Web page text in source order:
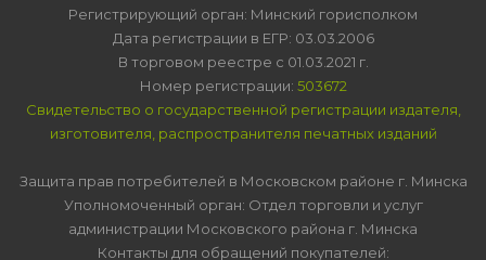
Регистрирующий орган: Минский горисполком
Дата регистрации в ЕГР: 03.03.2006
В торговом реестре с 01.03.2021 г.
Номер регистрации: 503672
Свидетельство о государственной регистрации издателя,
изготовителя, распространителя печатных изданий
Защита прав потребителей в Московском районе г. Минска
Уполномоченный орган: Отдел торговли и услуг
администрации Московского района г. Минска
Контакты для обращений покупателей: